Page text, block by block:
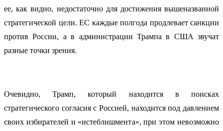
ее, как видно, недостаточно для достижения вышеназванной
стратегической цели. ЕС каждые полгода продлевает санкции
против России, а в администрации Трампа в США звучат
разные точки зрения.
Очевидно, Трамп, который находится в поисках
стратегического согласия с Россией, находится под давлением
своих избирателей и «истеблишмента», при этом невозможно